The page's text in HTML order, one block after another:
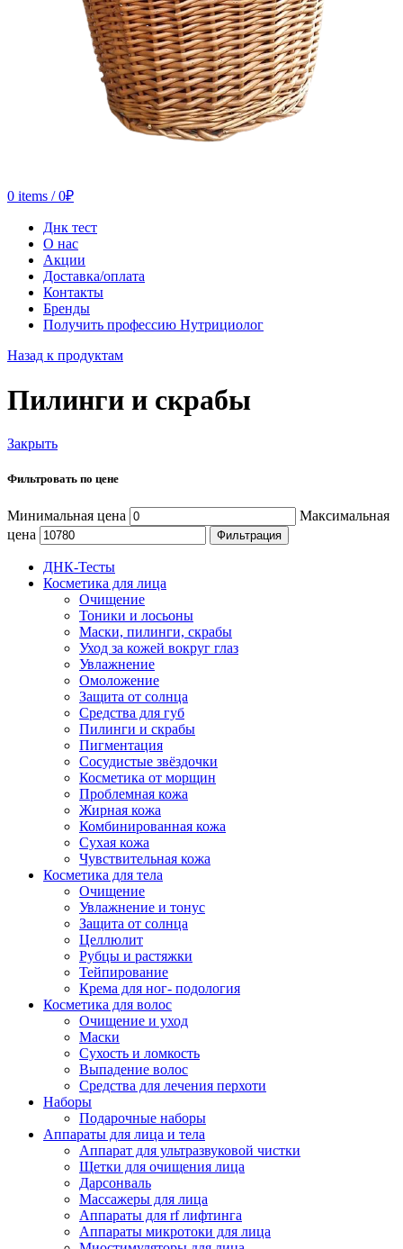
0 items / 0₽
Днк тест
О нас
Акции
Доставка/оплата
Контакты
Бренды
Получить профессию Нутрициолог
Назад к продуктам
Пилинги и скрабы
Закрыть
Фильтровать по цене
Минимальная цена
Максимальная
цена
Фильтрация
ДНК-Тесты
Косметика для лица
Очищение
Тоники и лосьоны
Маски, пилинги, скрабы
Уход за кожей вокруг глаз
Увлажнение
Омоложение
Защита от солнца
Средства для губ
Пилинги и скрабы
Пигментация
Сосудистые звёздочки
Косметика от морщин
Проблемная кожа
Жирная кожа
Комбинированная кожа
Сухая кожа
Чувствительная кожа
Косметика для тела
Очищение
Увлажнение и тонус
Защита от солнца
Целлюлит
Рубцы и растяжки
Тейпирование
Крема для ног- подология
Косметика для волос
Очищение и уход
Маски
Сухость и ломкость
Выпадение волос
Средства для лечения перхоти
Наборы
Подарочные наборы
Аппараты для лица и тела
Аппарат для ультразвуковой чистки
Щетки для очищения лица
Дарсонваль
Массажеры для лица
Аппараты для rf лифтинга
Аппараты микротоки для лица